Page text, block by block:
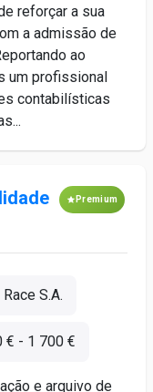
reforçar a sua
a admissão de
ao
um profissional
contabilísticas
Premium
Race S.A.
€ - 1 700 €
e arquivo de